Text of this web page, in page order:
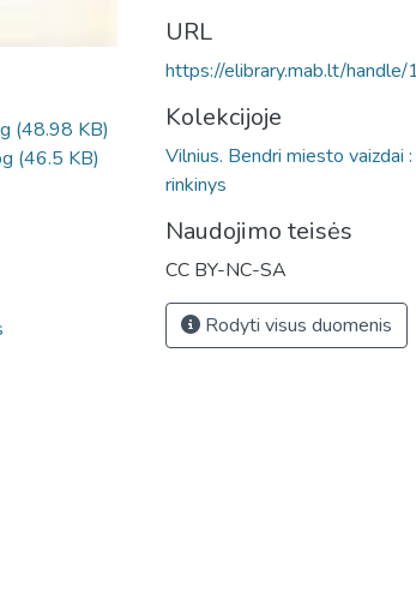
(48.98 KB)
(46.5 KB)
URL
https://elibrary.mab.lt/
Kolekcijoje
Vilnius. Bendri miesto
rinkinys
Naudojimo teisės
CC BY-NC-SA
Rodyti visus duomenis